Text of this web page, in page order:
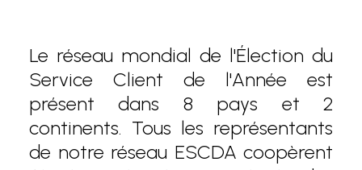
Le réseau mondial de l'Élection du
Service Client de l'Année est
présent dans 8 pays et 2
continents. Tous les représentants
de notre réseau ESCDA coopèrent